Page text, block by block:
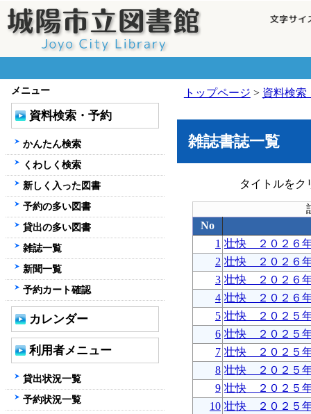
トップページ > 資料検索
雑誌書誌一覧
タイトルをク
No
1 壮快 ２０２６
2 壮快 ２０２６
3 壮快 ２０２６
4 壮快 ２０２６
5 壮快 ２０２５
6 壮快 ２０２５
7 壮快 ２０２５
8 壮快 ２０２５
9 壮快 ２０２５
10 壮快 ２０２５
メニュー
資料検索・予約
かんたん検索
くわしく検索
新しく入った図書
予約の多い図書
貸出の多い図書
雑誌一覧
新聞一覧
予約カート確認
カレンダー
利用者メニュー
貸出状況一覧
予約状況一覧